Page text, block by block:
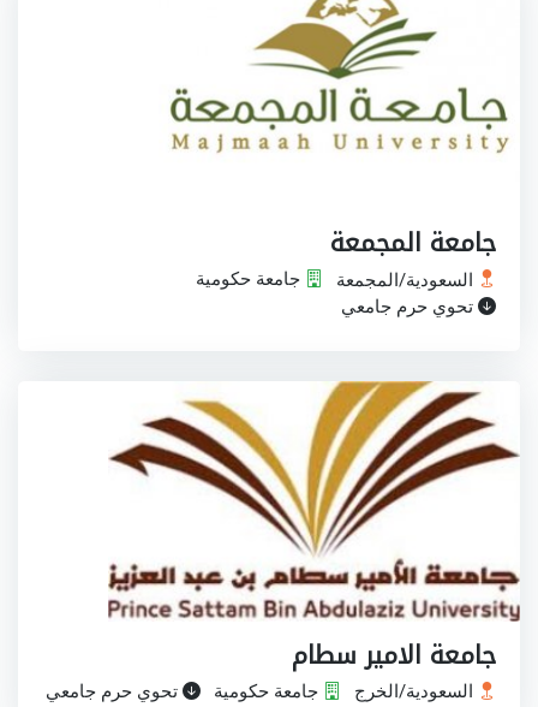
جامعة المجمعة
السعودية/المجمعة
جامعة حكومية
تحوي حرم جامعي
جامعة الامير سطام
السعودية/الخرج جامعة حكومية تحوي حرم جامعي